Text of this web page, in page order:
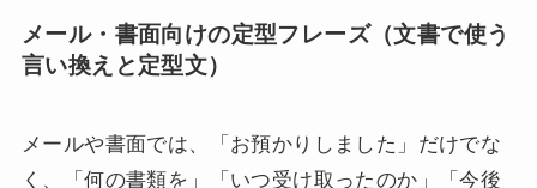
メール・書面向けの定型フレーズ（文書で使う
言い換えと定型文）
メールや書面では、「お預かりしました」だけでな
く、「何の書類を」「いつ受け取ったのか」「今後